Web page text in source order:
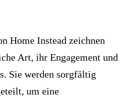
Home Instead zeichnen
Art, ihr Engagement und
Sie werden sorgfältig
um eine